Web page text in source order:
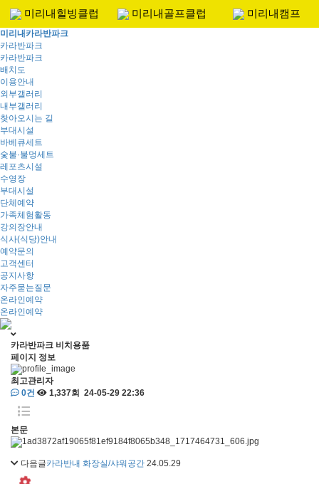
미리내힐빙클럽 미리내골프클럽 미리내캠프
미리내카라반파크
카라반파크
카라반파크
배치도
이용안내
외부갤러리
내부갤러리
찾아오시는 길
부대시설
바베큐세트
숯불·불멍세트
레포츠시설
수영장
부대시설
단체예약
가족체험활동
강의장안내
식사(식당)안내
예약문의
고객센터
공지사항
자주묻는질문
온라인예약
온라인예약
카라반파크 비치용품
페이지 정보
최고관리자
0건
1,337회 24-05-29 22:36
본문
다음글카라반내 화장실/샤워공간 24.05.29